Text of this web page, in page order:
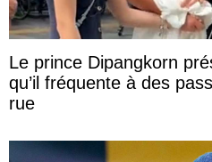
Le prince Dipangkorn
qu’il fréquente à des
rue